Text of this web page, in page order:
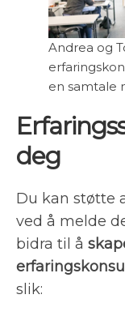
Andrea og
en samtale
deg
Du kan støtte
ved å melde
bidra til å
slik: